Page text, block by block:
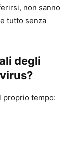
non sanno
tutto senza
degli
proprio tempo: